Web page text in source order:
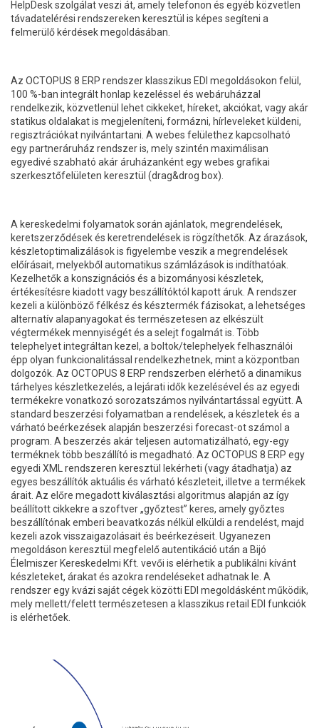
HelpDesk szolgálat veszi át, amely telefonon és egyéb közvetlen
távadatelérési rendszereken keresztül is képes segíteni a
felmerülő kérdések megoldásában.
Az OCTOPUS 8 ERP rendszer klasszikus EDI megoldásokon felül,
100 %-ban integrált honlap kezeléssel és webáruházzal
rendelkezik, közvetlenül lehet cikkeket, híreket, akciókat, vagy akár
statikus oldalakat is megjeleníteni, formázni, hírleveleket küldeni,
regisztrációkat nyilvántartani. A webes felülethez kapcsolható
egy partneráruház rendszer is, mely szintén maximálisan
egyedivé szabható akár áruházanként egy webes grafikai
szerkesztőfelületen keresztül (drag&drog box).
A kereskedelmi folyamatok során ajánlatok, megrendelések,
keretszerződések és keretrendelések is rögzíthetők. Az árazások,
készletoptimalizálások is figyelembe veszik a megrendelések
előírásait, melyekből automatikus számlázások is indíthatóak.
Kezelhetők a konszignációs és a bizományosi készletek,
értékesítésre kiadott vagy beszállítóktól kapott áruk. A rendszer
kezeli a különböző félkész és késztermék fázisokat, a lehetséges
alternatív alapanyagokat és természetesen az elkészült
végtermékek mennyiségét és a selejt fogalmát is. Több
telephelyet integráltan kezel, a boltok/telephelyek felhasználói
épp olyan funkcionalitással rendelkezhetnek, mint a központban
dolgozók. Az OCTOPUS 8 ERP rendszerben elérhető a dinamikus
tárhelyes készletkezelés, a lejárati idők kezelésével és az egyedi
termékekre vonatkozó sorozatszámos nyilvántartással együtt. A
standard beszerzési folyamatban a rendelések, a készletek és a
várható beérkezések alapján beszerzési forecast-ot számol a
program. A beszerzés akár teljesen automatizálható, egy-egy
terméknek több beszállító is megadható. Az OCTOPUS 8 ERP egy
egyedi XML rendszeren keresztül lekérheti (vagy átadhatja) az
egyes beszállítók aktuális és várható készleteit, illetve a termékek
árait. Az előre megadott kiválasztási algoritmus alapján az így
beállított cikkekre a szoftver „győztest” keres, amely győztes
beszállítónak emberi beavatkozás nélkül elküldi a rendelést, majd
kezeli azok visszaigazolásait és beérkezéseit. Ugyanezen
megoldáson keresztül megfelelő autentikáció után a Bijó
Élelmiszer Kereskedelmi Kft. vevői is elérhetik a publikálni kívánt
készleteket, árakat és azokra rendeléseket adhatnak le. A
rendszer egy kvázi saját cégek közötti EDI megoldásként működik,
mely mellett/felett természetesen a klasszikus retail EDI funkciók
is elérhetőek.